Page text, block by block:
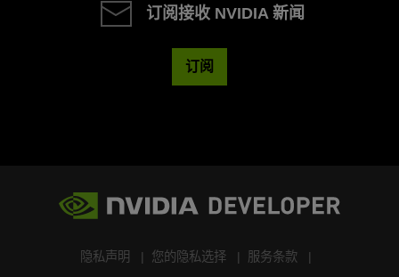
订阅接收 NVIDIA 新闻
订阅
隐私声明 您的隐私选择 服务条款